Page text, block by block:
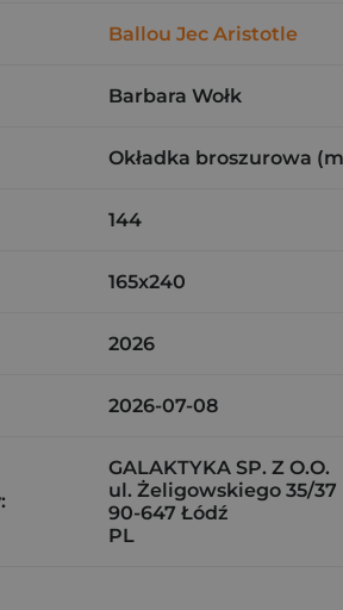
Ballou Jec Aristotle
Barbara Wołk
Okładka broszurowa
144
165x240
2026
2026-07-08
GALAKTYKA SP. Z O.O.
ul. Żeligowskiego 35/37
90-647 Łódź
PL